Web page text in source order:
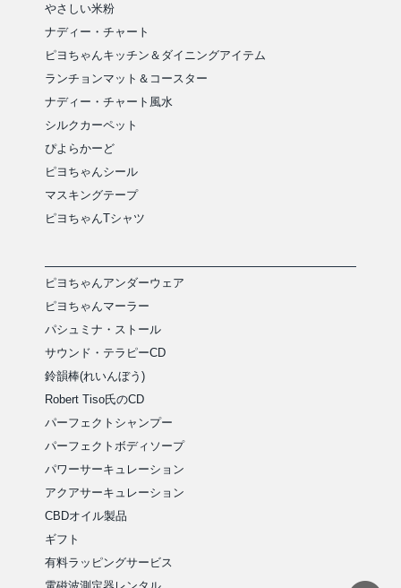
やさしい米粉
ナディー・チャート
ピヨちゃんキッチン＆ダイニングアイテム
ランチョンマット＆コースター
ナディー・チャート風水
シルクカーペット
ぴよらかーど
ピヨちゃんシール
マスキングテープ
ピヨちゃんTシャツ
ピヨちゃんアンダーウェア
ピヨちゃんマーラー
パシュミナ・ストール
サウンド・テラピーCD
鈴韻棒(れいんぼう)
Robert Tiso氏のCD
パーフェクトシャンプー
パーフェクトボディソープ
パワーサーキュレーション
アクアサーキュレーション
CBDオイル製品
ギフト
有料ラッピングサービス